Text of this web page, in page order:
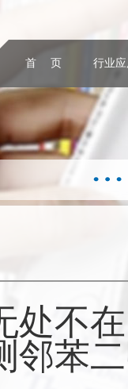
首 页 行业
处不
邻苯